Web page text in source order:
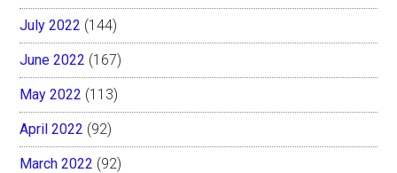
July 2022 (144)
June 2022 (167)
May 2022 (113)
April 2022 (92)
March 2022 (92)